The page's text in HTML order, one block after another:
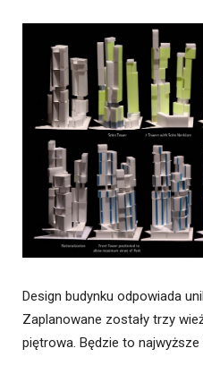
Design budynku odpowiada
Zaplanowane zostały trzy
piętrowa. Będzie to